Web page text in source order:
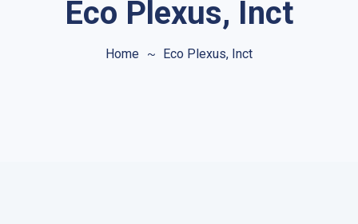
Eco Plexus, Inct
Home Eco Plexus, Inct